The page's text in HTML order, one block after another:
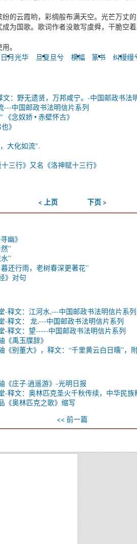
的云霞哟，彩绸般布满天空。光芒万丈
为国歌。歌词作者没敢写虞舜，干脆空着
。
日月光华 旦复旦兮 横幅 篆书 纠缦缦
：野无遗贤，万邦咸宁。-中国邮政书法
---中国邮政书法明信片系列
念奴娇 • 赤壁怀古》
》
大化如流".
三行》又名《洛神赋十三行》
< 上页 下页 >
幽》
”
”
还行雨，老树春深更著花”
》对句
-释文：江河水,---中国邮政书法明信片系列
-释文： 龙,---中国邮政书法明信片系列
-释文：望-----中国邮政书法明信片系列
《禹玉牒辞》
《别董大》，释文：“千里黄云白日曛”，
《庄子·逍遥游》-光明日报
-释文：奥林匹克圣火千秋传续，中华民族
《奥林匹克之歌》缩写
<< 前一篇